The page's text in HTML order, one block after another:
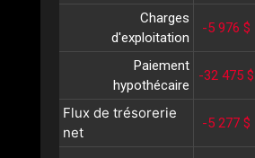
Charges
d'exploitation
-5 976 $
Paiement
hypothécaire
-32 475 $
Flux de trésorerie
net
-5 277 $